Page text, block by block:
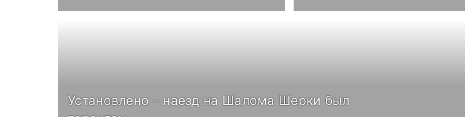
Установлено - наезд на Шалома Шерки был